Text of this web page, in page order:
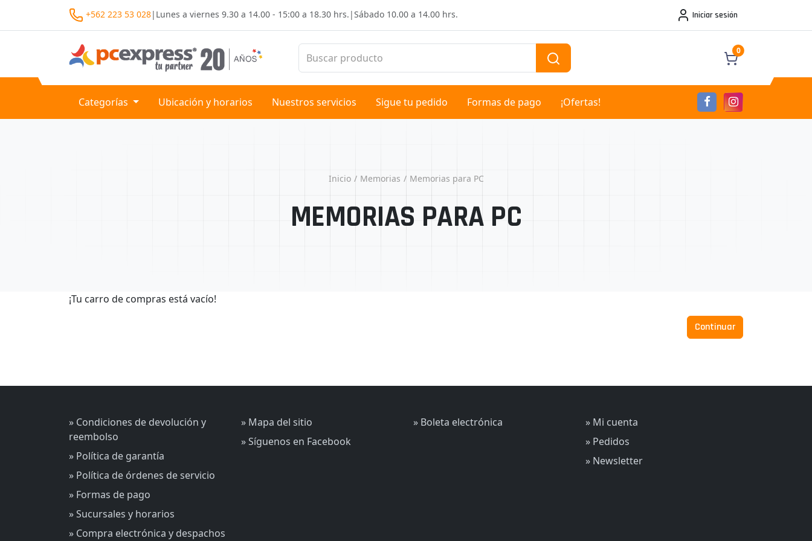
+562 223 53 028| Lunes a viernes 9.30 a 14.00 - 15:00 a 18.30 hrs. |Sábado 10.00 a 14.00 hrs. Iniciar sesión
0
Categorías Ubicación y horarios Nuestros servicios Sigue tu pedido Formas de pago ¡Ofertas!
Inicio Memorias Memorias para PC
MEMORIAS PARA PC
¡Tu carro de compras está vacío!
Continuar
» Condiciones de devolución y
reembolso
» Política de garantía
» Política de órdenes de servicio
» Formas de pago
» Sucursales y horarios
» Compra electrónica y despachos
» Mapa del sitio
» Síguenos en Facebook
» Boleta electrónica
» Mi cuenta
» Pedidos
» Newsletter